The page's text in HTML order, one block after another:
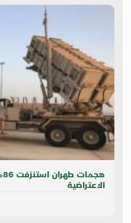
الاعتراضية